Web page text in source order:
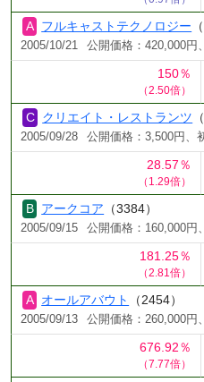
フルキャストテクノロジー
2005/10/21 公開価格：420,000円
150％
（2.50倍）
クリエイト・レストランツ
2005/09/28 公開価格：3,500円、
28.57％
（1.29倍）
アークコア （3384）
2005/09/15 公開価格：160,000円
181.25％
（2.81倍）
オールアバウト （2454）
2005/09/13 公開価格：260,000円
676.92％
（7.77倍）